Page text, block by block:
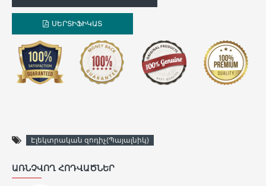
ՍԵՐՏԻՖԻԿԱՏ
Էլեկտրական զոդիչ(Պայալնիկ)
ԱՌՆՉՎՈՂ ՀՈԴՎԱԾՆԵՐ